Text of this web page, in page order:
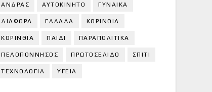
ΑΝΔΡΑΣ ΑΥΤΟΚΙΝΗΤΟ ΓΥΝΑΙΚΑ
ΔΙΑΦΟΡΑ ΕΛΛΑΔΑ ΚΟΡΙΝΘΙΑ
ΚΟΡΙΝΘΙA ΠΑΙΔΙ ΠΑΡΑΠΟΛΙΤΙΚΑ
ΠΕΛΟΠΟΝΝΗΣΟΣ ΠΡΩΤΟΣΕΛΙΔΟ ΣΠΙΤΙ
ΤΕΧΝΟΛΟΓΙΑ ΥΓΕΙΑ